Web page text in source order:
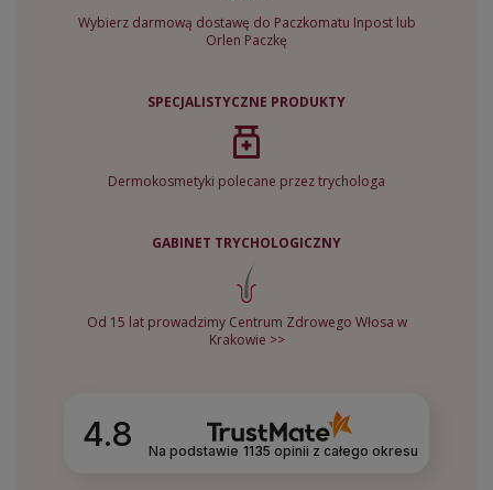
Wybierz darmową dostawę do Paczkomatu Inpost lub
Orlen Paczkę
SPECJALISTYCZNE PRODUKTY
Dermokosmetyki polecane przez trychologa
GABINET TRYCHOLOGICZNY
Od 15 lat prowadzimy Centrum Zdrowego Włosa w
Krakowie >>
4.8 Na podstawie 1135 opinii z całego okresu